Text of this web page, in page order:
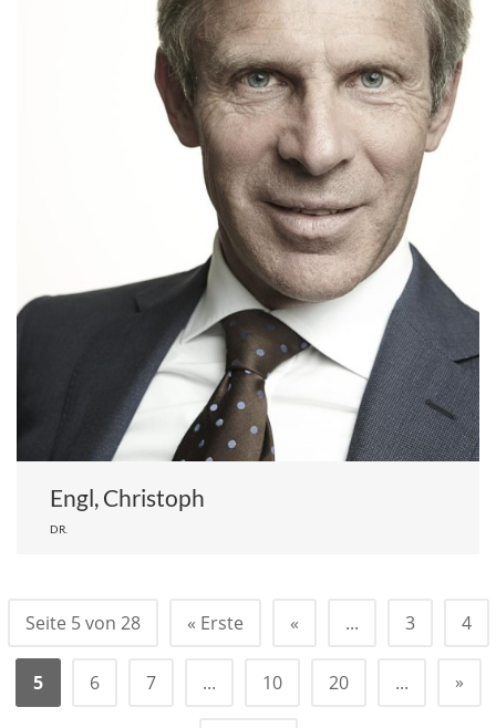
Engl, Christoph
DR.
Seite 5 von 28 « Erste « ... 3 4
5 6 7 ... 10 20 ... »